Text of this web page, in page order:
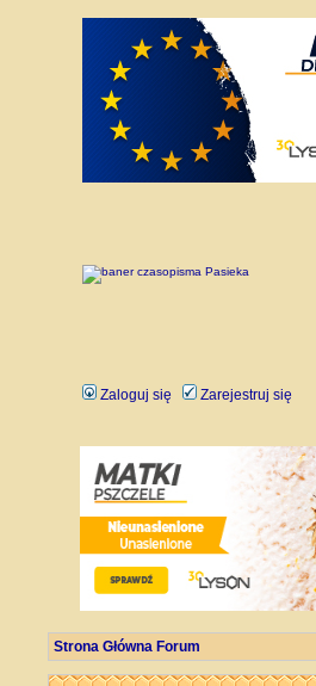
Zaloguj się Zarejestruj się
Strona Główna Forum